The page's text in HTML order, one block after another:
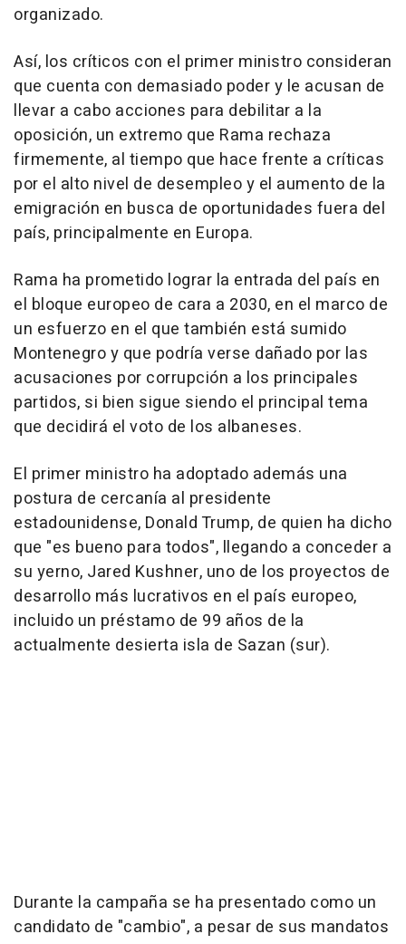
organizado.
Así, los críticos con el primer ministro consideran
que cuenta con demasiado poder y le acusan de
llevar a cabo acciones para debilitar a la
oposición, un extremo que Rama rechaza
firmemente, al tiempo que hace frente a críticas
por el alto nivel de desempleo y el aumento de la
emigración en busca de oportunidades fuera del
país, principalmente en Europa.
Rama ha prometido lograr la entrada del país en
el bloque europeo de cara a 2030, en el marco de
un esfuerzo en el que también está sumido
Montenegro y que podría verse dañado por las
acusaciones por corrupción a los principales
partidos, si bien sigue siendo el principal tema
que decidirá el voto de los albaneses.
El primer ministro ha adoptado además una
postura de cercanía al presidente
estadounidense, Donald Trump, de quien ha dicho
que "es bueno para todos", llegando a conceder a
su yerno, Jared Kushner, uno de los proyectos de
desarrollo más lucrativos en el país europeo,
incluido un préstamo de 99 años de la
actualmente desierta isla de Sazan (sur).
Durante la campaña se ha presentado como un
candidato de "cambio", a pesar de sus mandatos